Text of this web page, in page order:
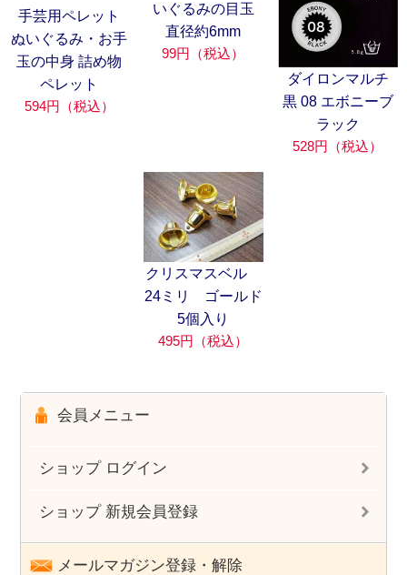
手芸用ペレット
ぬいぐるみ・お手
玉の中身 詰め物
ペレット
594円（税込）
いぐるみの目玉
直径約6mm
99円（税込）
ダイロンマルチ
黒 08 エボニーブ
ラック
528円（税込）
クリスマスベル
24ミリ ゴールド
5個入り
495円（税込）
会員メニュー
ショップ ログイン
ショップ 新規会員登録
メールマガジン登録・解除